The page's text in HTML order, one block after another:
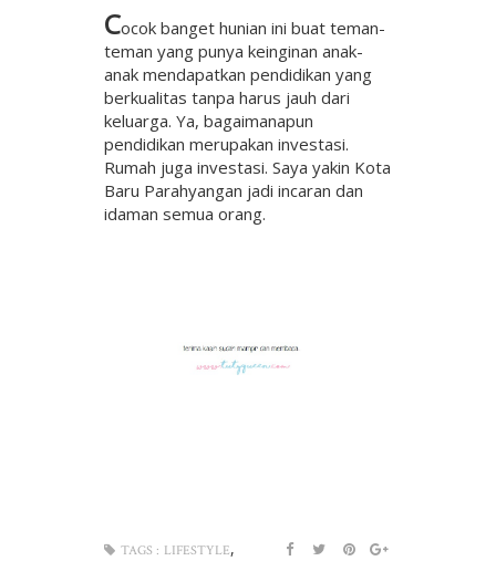
Cocok banget hunian ini buat teman-
teman yang punya keinginan anak-
anak mendapatkan pendidikan yang
berkualitas tanpa harus jauh dari
keluarga. Ya, bagaimanapun
pendidikan merupakan investasi.
Rumah juga investasi. Saya yakin Kota
Baru Parahyangan jadi incaran dan
idaman semua orang.
TAGS : LIFESTYLE,